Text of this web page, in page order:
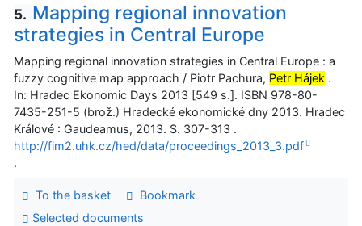
5. Mapping regional innovation
strategies in Central Europe
Mapping regional innovation strategies in Central Europe : a
fuzzy cognitive map approach / Piotr Pachura, Petr Hájek .
In: Hradec Ekonomic Days 2013 [549 s.]. ISBN 978-80-
7435-251-5 (brož.) Hradecké ekonomické dny 2013. Hradec
Králové : Gaudeamus, 2013. S. 307-313 .
http://fim2.uhk.cz/hed/data/proceedings_2013_3.pdf
.
To the basket
Bookmark
Selected documents